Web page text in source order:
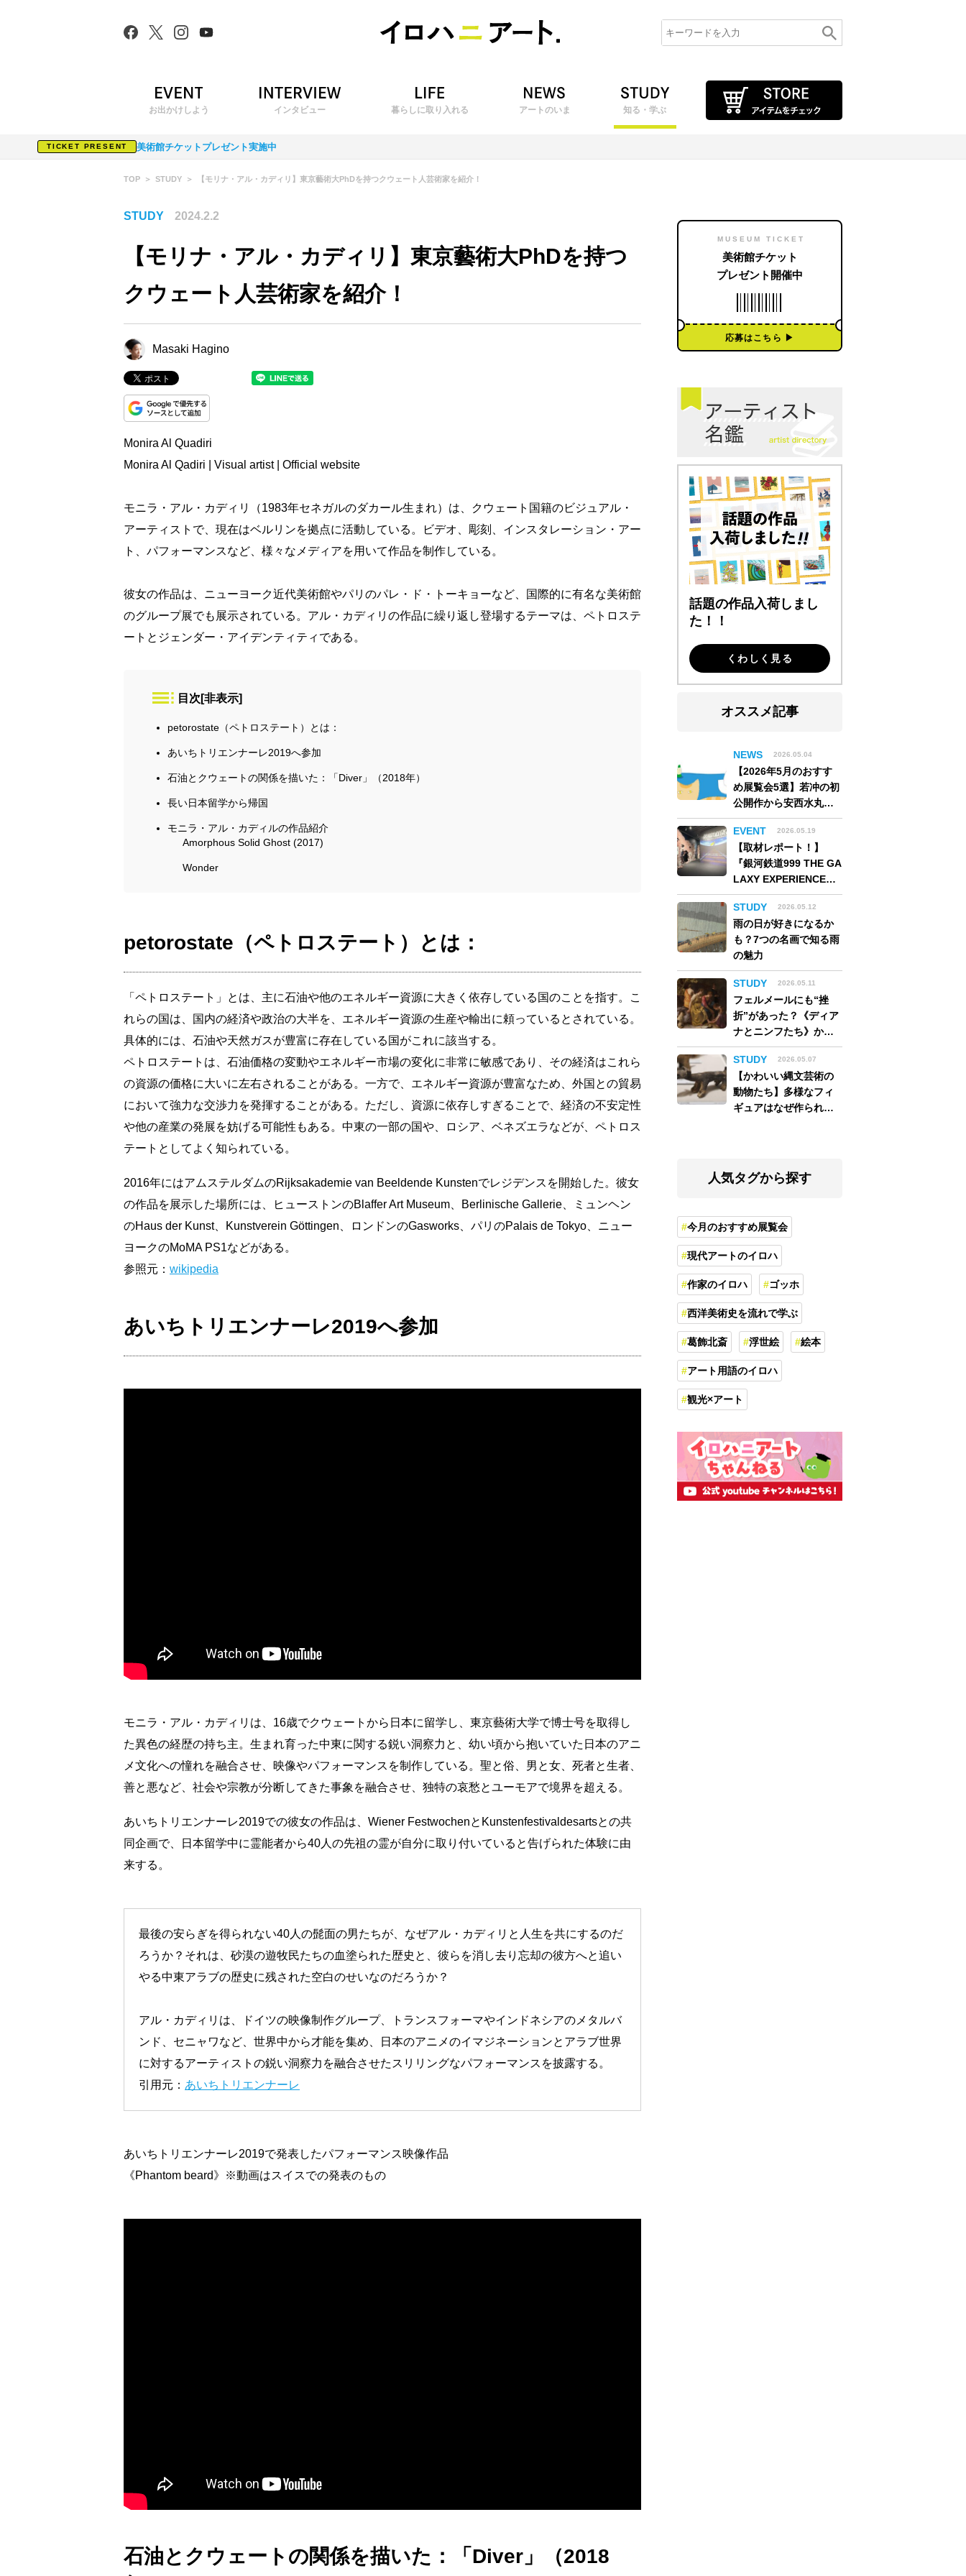
お出かけしよう インタビュー 暮らしに取り入れる アートのいま 知る・学ぶ
TICKET PRESENT 美術館チケットプレゼント実施中
TOP STUDY 【モリナ・アル・カディリ】東京藝術大PhDを持つクウェート人芸術家を紹介！
STUDY 2024.2.2
【モリナ・アル・カディリ】東京藝術大PhDを持つ
クウェート人芸術家を紹介！
Masaki Hagino
Monira Al Quadiri
Monira Al Qadiri | Visual artist | Official website
モニラ・アル・カディリ（1983年セネガルのダカール生まれ）は、クウェート国籍のビジュアル・
アーティストで、現在はベルリンを拠点に活動している。ビデオ、彫刻、インスタレーション・アー
ト、パフォーマンスなど、様々なメディアを用いて作品を制作している。
彼女の作品は、ニューヨーク近代美術館やパリのパレ・ド・トーキョーなど、国際的に有名な美術館
のグループ展でも展示されている。アル・カディリの作品に繰り返し登場するテーマは、ペトロステ
ートとジェンダー・アイデンティティである。
目次 [非表示]
petorostate（ペトロステート）とは：
あいちトリエンナーレ2019へ参加
石油とクウェートの関係を描いた：「Diver」（2018年）
長い日本留学から帰国
モニラ・アル・カディルの作品紹介
Amorphous Solid Ghost (2017)
Wonder
petorostate（ペトロステート）とは：
「ペトロステート」とは、主に石油や他のエネルギー資源に大きく依存している国のことを指す。こ
れらの国は、国内の経済や政治の大半を、エネルギー資源の生産や輸出に頼っているとされている。
具体的には、石油や天然ガスが豊富に存在している国がこれに該当する。
ペトロステートは、石油価格の変動やエネルギー市場の変化に非常に敏感であり、その経済はこれら
の資源の価格に大いに左右されることがある。一方で、エネルギー資源が豊富なため、外国との貿易
において強力な交渉力を発揮することがある。ただし、資源に依存しすぎることで、経済の不安定性
や他の産業の発展を妨げる可能性もある。中東の一部の国や、ロシア、ベネズエラなどが、ペトロス
テートとしてよく知られている。
2016年にはアムステルダムのRijksakademie van Beeldende Kunstenでレジデンスを開始した。彼女
の作品を展示した場所には、ヒューストンのBlaffer Art Museum、Berlinische Gallerie、ミュンヘン
のHaus der Kunst、Kunstverein Göttingen、ロンドンのGasworks、パリのPalais de Tokyo、ニュー
ヨークのMoMA PS1などがある。
参照元： wikipedia
あいちトリエンナーレ2019へ参加
モニラ・アル・カディリは、16歳でクウェートから日本に留学し、東京藝術大学で博士号を取得し
た異色の経歴の持ち主。生まれ育った中東に関する鋭い洞察力と、幼い頃から抱いていた日本のアニ
メ文化への憧れを融合させ、映像やパフォーマンスを制作している。聖と俗、男と女、死者と生者、
善と悪など、社会や宗教が分断してきた事象を融合させ、独特の哀愁とユーモアで境界を超える。
あいちトリエンナーレ2019での彼女の作品は、Wiener FestwochenとKunstenfestivaldesartsとの共
同企画で、日本留学中に霊能者から40人の先祖の霊が自分に取り付いていると告げられた体験に由
来する。
最後の安らぎを得られない40人の髭面の男たちが、なぜアル・カディリと人生を共にするのだ
ろうか？それは、砂漠の遊牧民たちの血塗られた歴史と、彼らを消し去り忘却の彼方へと追い
やる中東アラブの歴史に残された空白のせいなのだろうか？
アル・カディリは、ドイツの映像制作グループ、トランスフォーマやインドネシアのメタルバ
ンド、セニャワなど、世界中から才能を集め、日本のアニメのイマジネーションとアラブ世界
に対するアーティストの鋭い洞察力を融合させたスリリングなパフォーマンスを披露する。
引用元： あいちトリエンナーレ
あいちトリエンナーレ2019で発表したパフォーマンス映像作品
《Phantom beard》※動画はスイスでの発表のもの
石油とクウェートの関係を描いた：「Diver」（2018
MUSEUM TICKET
美術館チケット
プレゼント開催中
応募はこちら ▶︎
話題の作品入荷しまし
た！！
くわしく見る
オススメ記事
NEWS 2026.05.04
【2026年5月のおすす
め展覧会5選】若冲の初
公開作から安西水丸の
世界、そしてゴッホ
《夜のカフェテラス》
まで
EVENT 2026.05.19
【取材レポート！】
『銀河鉄道999 THE GA
LAXY EXPERIENCE
あの旅は、まだ続いて
いる。』999号に乗り銀
河へ旅立つ。“観る”か
ら“体験する”展覧会
【角川武蔵野ミュージ
アム】
STUDY 2026.05.12
雨の日が好きになるか
も？7つの名画で知る雨
の魅力
STUDY 2026.05.11
フェルメールにも“挫
折”があった？《ディア
ナとニンフたち》から
読み解く巨匠の夢
STUDY
2026.05.07
【かわいい縄文芸術の
動物たち】多様なフィ
ギュアはなぜ作られ
人気タグから探す
今月のおすすめ展覧会
現代アートのイロハ
作家のイロハ ゴッホ
西洋美術史を流れで学ぶ
葛飾北斎 浮世絵 絵本
アート用語のイロハ
観光×アート